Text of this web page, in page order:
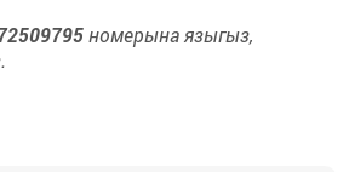
номерына языгыз,